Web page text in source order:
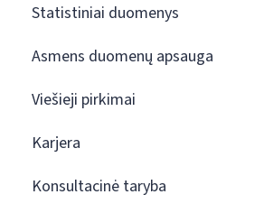
Statistiniai duomenys
Asmens duomenų apsauga
Viešieji pirkimai
Karjera
Konsultacinė taryba